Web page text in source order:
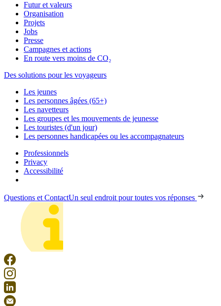
Futur et valeurs
Organisation
Projets
Jobs
Presse
Campagnes et actions
En route vers moins de CO₂
Des solutions pour les voyageurs
Les jeunes
Les personnes âgées (65+)
Les navetteurs
Les groupes et les mouvements de jeunesse
Les touristes (d'un jour)
Les personnes handicapées ou les accompagnateurs
Professionnels
Privacy
Accessibilité
Questions et ContactUn seul endroit pour toutes vos réponses